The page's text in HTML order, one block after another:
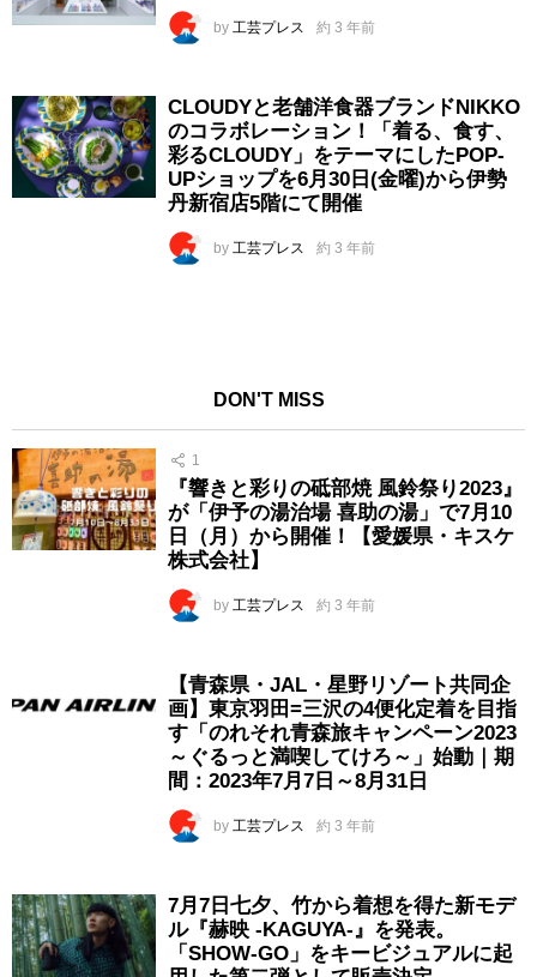
by 工芸プレス 約 3 年前
CLOUDYと老舗洋食器ブランドNIKKO
のコラボレーション！「着る、食す、
彩るCLOUDY」をテーマにしたPOP-
UPショップを6月30日(金曜)から伊勢
丹新宿店5階にて開催
by 工芸プレス 約 3 年前
DON'T MISS
1
『響きと彩りの砥部焼 風鈴祭り2023』
が「伊予の湯治場 喜助の湯」で7月10
日（月）から開催！【愛媛県・キスケ
株式会社】
by 工芸プレス 約 3 年前
【青森県・JAL・星野リゾート共同企
画】東京羽田=三沢の4便化定着を目指
す「のれそれ青森旅キャンペーン2023
～ぐるっと満喫してけろ～」始動｜期
間：2023年7月7日～8月31日
by 工芸プレス 約 3 年前
7月7日七夕、竹から着想を得た新モデ
ル『赫映 -KAGUYA-』を発表。
「SHOW-GO」をキービジュアルに起